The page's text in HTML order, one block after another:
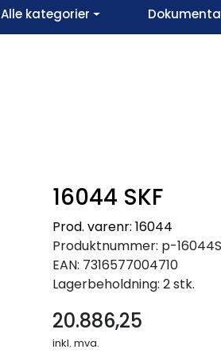
Alle kategorier
16044 SKF
Prod. varenr: 16044
Produktnummer: p-
EAN: 7316577004710
Lagerbeholdning: 2 stk.
20.886,25
inkl. mva.